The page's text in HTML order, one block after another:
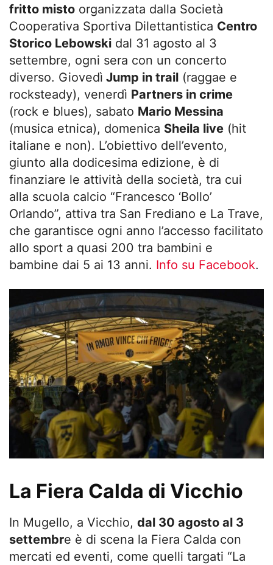
fritto misto organizzata dalla Società
Cooperativa Sportiva Dilettantistica Centro
Storico Lebowski dal 31 agosto al 3
settembre, ogni sera con un concerto
diverso. Giovedì Jump in trail (raggae e
rocksteady), venerdì Partners in crime
(rock e blues), sabato Mario Messina
(musica etnica), domenica Sheila live (hit
italiane e non). L’obiettivo dell’evento,
giunto alla dodicesima edizione, è di
finanziare le attività della società, tra cui
alla scuola calcio “Francesco ‘Bollo’
Orlando”, attiva tra San Frediano e La Trave,
che garantisce ogni anno l’accesso facilitato
allo sport a quasi 200 tra bambini e
bambine dai 5 ai 13 anni. Info su Facebook.
La Fiera Calda di Vicchio
In Mugello, a Vicchio, dal 30 agosto al 3
settembre è di scena la Fiera Calda con
mercati ed eventi, come quelli targati “La